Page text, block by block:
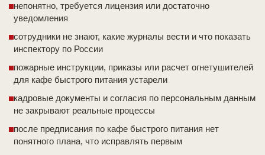
непонятно, требуется лицензия или достаточно
уведомления
сотрудники не знают, какие журналы вести и что показать
инспектору по России
пожарные инструкции, приказы или расчет огнетушителей
для кафе быстрого питания устарели
кадровые документы и согласия по персональным данным
не закрывают реальные процессы
после предписания по кафе быстрого питания нет
понятного плана, что исправлять первым